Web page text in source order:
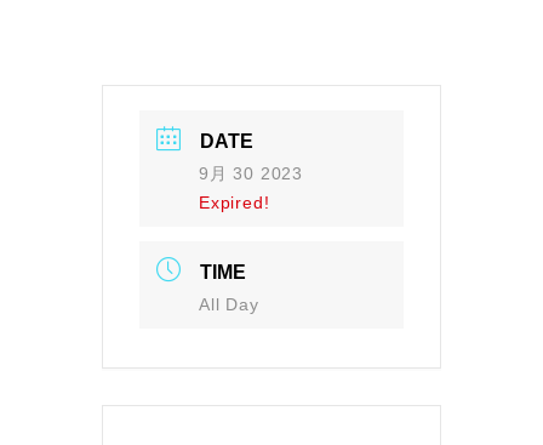
DATE
9月 30 2023
Expired!
TIME
All Day